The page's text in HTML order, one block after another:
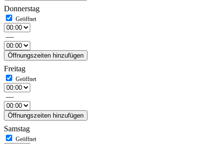
Donnerstag
—
Öffnungszeiten hinzufügen
Freitag
—
Öffnungszeiten hinzufügen
Samstag